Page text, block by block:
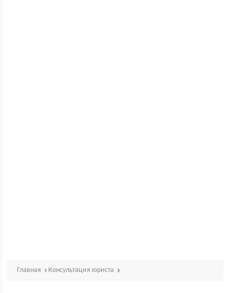
Главная Консультация юриста